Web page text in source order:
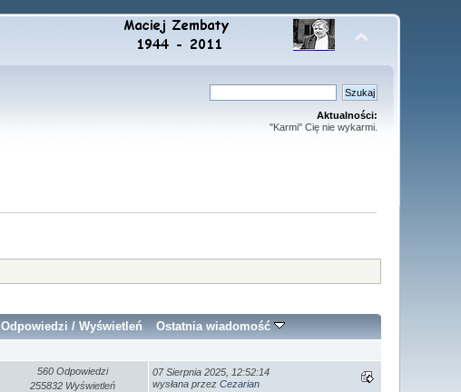
Aktualności:
"Karmi" Cię nie wykarmi.
Odpowiedzi /Wyświetleń Ostatnia wiadomość
560 Odpowiedzi
255832 Wyświetleń
07 Sierpnia 2025, 12:52:14
wysłana przezCezarian